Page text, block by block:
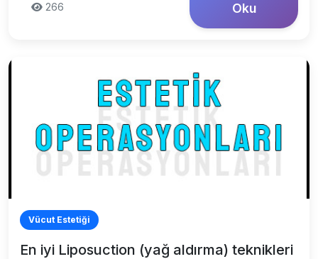
266
Oku
Vücut Estetiği
En iyi Liposuction (yağ aldırma) teknikleri